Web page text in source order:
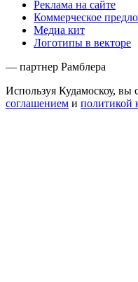
Реклама на сайте
Коммерческое
Медиа кит
Логотипы в векторе
— партнер Рамблера
Используя Кудамоскоу, вы
соглашением и политикой